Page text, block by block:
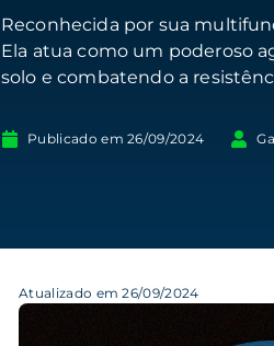
Reconhecida por sua
Ela atua como um poderoso
solo e combatendo a
Publicado em 26/09/2024
Atualizado em 26/09/2024